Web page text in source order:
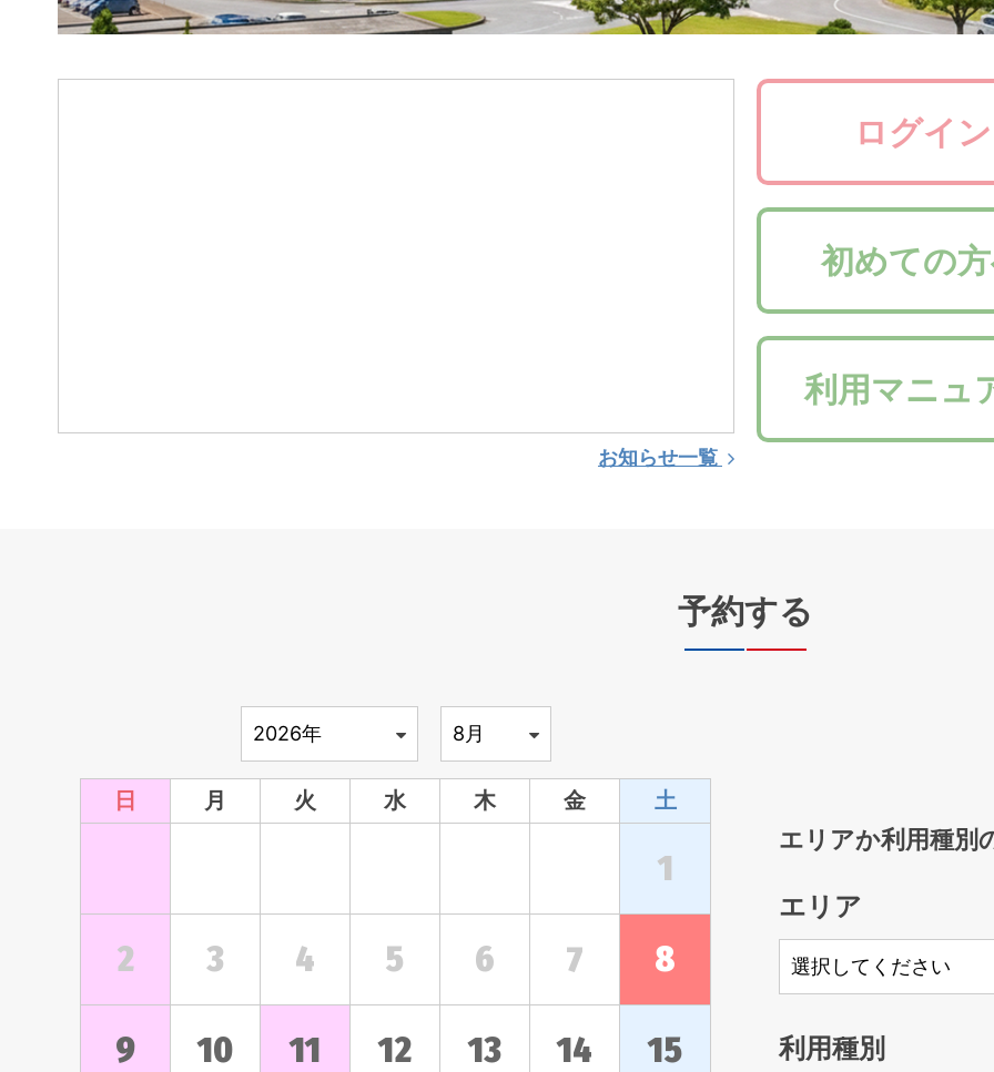
（お知らせ）【名護中央公民館】台風７号の暴
風警報解除に伴う開館について
台風７号の暴風警報解除に伴い、名護中央公民館は１３時より通常どおり開館
いたします。
お知らせ一覧
ログイン
初めての
利用マニュ
予約する
日 月 火 水 木 金 土
1
2 3 4 5 6 7 8
9 10 11 12 13 14 15
エリアか利用種別
エリア
利用種別